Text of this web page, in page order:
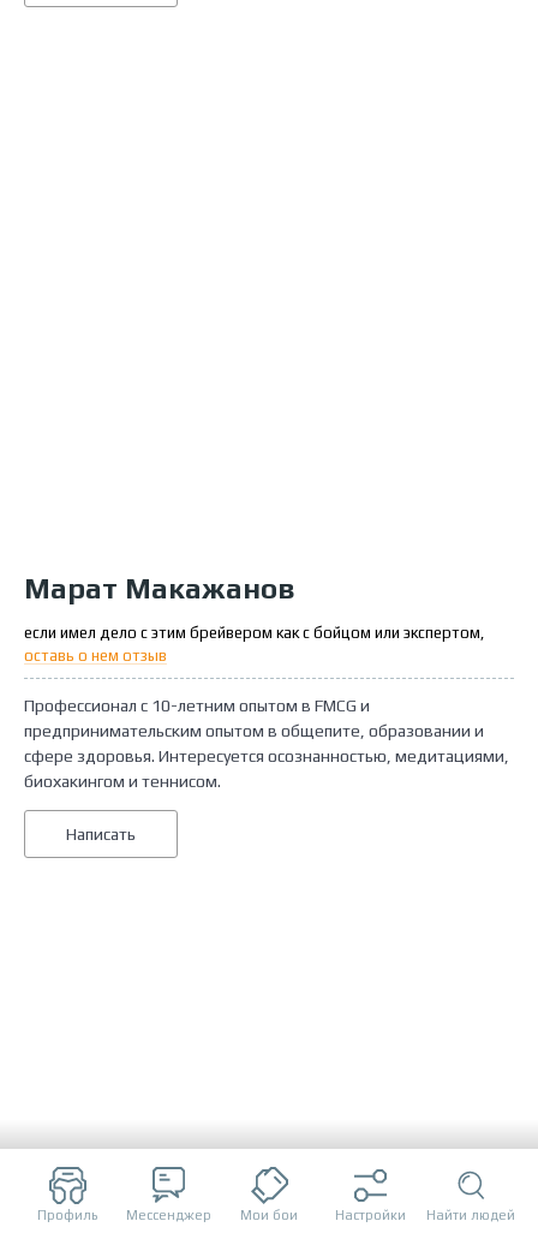
Профиль Мессенджер Мои бои Настройки Найти людей
Марат Макажанов
если имел дело с этим брейвером как с бойцом или экспертом,
оставь о нем отзыв
Профессионал с 10-летним опытом в FMCG и
предпринимательским опытом в общепите, образовании и
сфере здоровья. Интересуется осознанностью, медитациями,
биохакингом и теннисом.
Написать